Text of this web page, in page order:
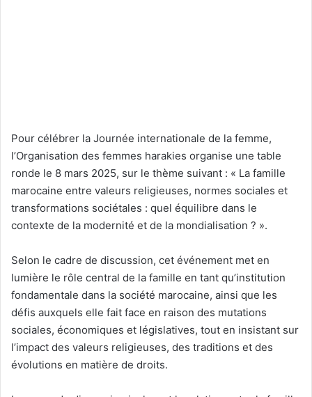
Pour célébrer la Journée internationale de la femme,
l’Organisation des femmes harakies organise une table
ronde le 8 mars 2025, sur le thème suivant : « La famille
marocaine entre valeurs religieuses, normes sociales et
transformations sociétales : quel équilibre dans le
contexte de la modernité et de la mondialisation ? ».
Selon le cadre de discussion, cet événement met en
lumière le rôle central de la famille en tant qu’institution
fondamentale dans la société marocaine, ainsi que les
défis auxquels elle fait face en raison des mutations
sociales, économiques et législatives, tout en insistant sur
l’impact des valeurs religieuses, des traditions et des
évolutions en matière de droits.